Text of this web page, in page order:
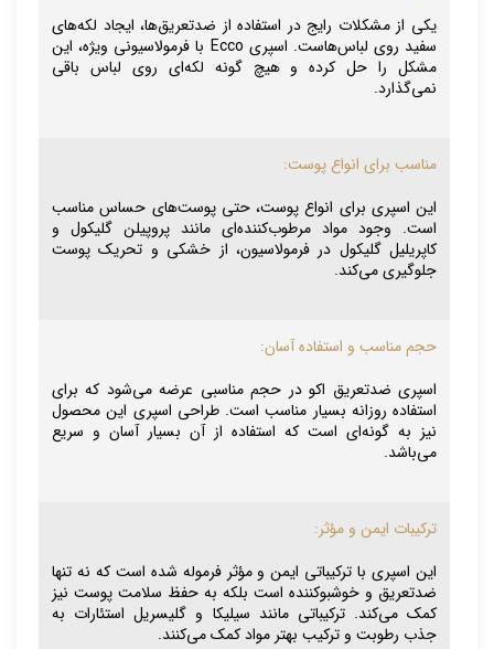
یکی از مشکلات رایج در استفاده از ضدتعریق‌ها، ایجاد لکه‌های
سفید روی لباس‌هاست. اسپری Ecco با فرمولاسیونی ویژه، این
مشکل را حل کرده و هیچ گونه لکه‌ای روی لباس باقی
نمی‌گذارد.
مناسب برای انواع پوست:
این اسپری برای انواع پوست، حتی پوست‌های حساس مناسب
است. وجود مواد مرطوب‌کننده‌ای مانند پروپیلن گلیکول و
کاپریلیل گلیکول در فرمولاسیون، از خشکی و تحریک پوست
جلوگیری می‌کند.
حجم مناسب و استفاده آسان:
اسپری ضدتعریق اکو در حجم مناسبی عرضه می‌شود که برای
استفاده روزانه بسیار مناسب است. طراحی اسپری این محصول
نیز به گونه‌ای است که استفاده از آن بسیار آسان و سریع
می‌باشد.
ترکیبات ایمن و مؤثر:
این اسپری با ترکیباتی ایمن و مؤثر فرموله شده است که نه تنها
ضدتعریق و خوشبوکننده است بلکه به حفظ سلامت پوست نیز
کمک می‌کند. ترکیباتی مانند سیلیکا و گلیسریل استئارات به
جذب رطوبت و ترکیب بهتر مواد کمک می‌کنند.